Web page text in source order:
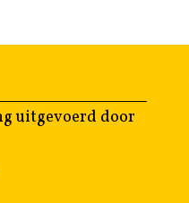
uitgevoerd door